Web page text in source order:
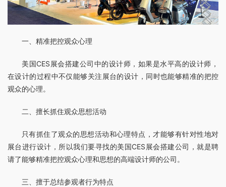
一、精准把控观众心理
美国CES展会搭建公司中的设计师，如果是水平高的设计师，
在设计的过程中不仅能够关注展台的设计，同时也能够精准的把控
观众的心理。
二、擅长抓住观众思想活动
只有抓住了观众的思想活动和心理特点，才能够有针对性地对
展台进行设计，所以我们要寻找的美国CES展会搭建公司，就是聘
请了能够精准把控观众心理和思想的高端设计师的公司。
三、擅于总结参观者行为特点